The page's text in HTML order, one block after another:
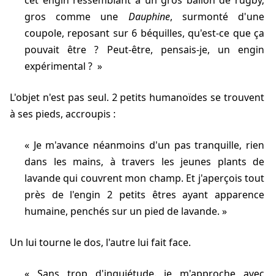
gros comme une Dauphine, surmonté d'une
coupole, reposant sur 6 béquilles, qu'est-ce que ça
pouvait être ? Peut-être, pensais-je, un engin
expérimental ?
l'objet n'est pas seul. 2 petits humanoïdes se trouvent
à ses pieds, accroupis :
Je m'avance néanmoins d'un pas tranquille, rien
dans les mains, à travers les jeunes plants de
lavande qui couvrent mon champ. Et j'aperçois tout
près de l'engin 2 petits êtres ayant apparence
humaine, penchés sur un pied de lavande.
Un lui tourne le dos, l'autre lui fait face.